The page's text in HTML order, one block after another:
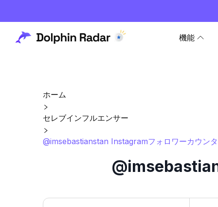
機能
ホーム
セレブインフルエンサー
@imsebastianstan Instagramフォロワーカウン